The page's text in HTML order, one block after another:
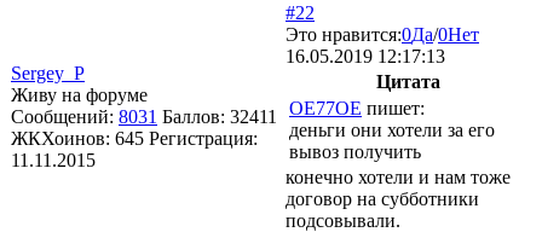
Sergey_P
Живу на форуме
Сообщений: 8031 Баллов: 32411
ЖКХоинов: 645 Регистрация:
11.11.2015
#22
Это нравится:0Да/0Нет
16.05.2019 12:17:13
Цитата
OE77OE пишет:
деньги они хотели за его
вывоз получить
конечно хотели и нам тоже
договор на субботники
подсовывали.